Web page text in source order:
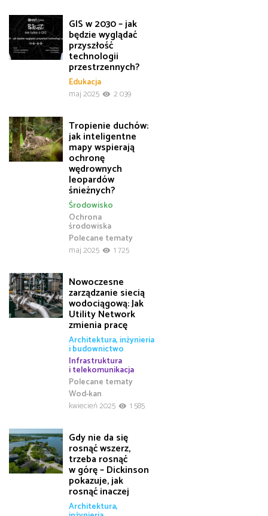
GIS w 2030 – jak
będzie wyglądać
przyszłość
technologii
przestrzennych?
Edukacja
maj 2025
2 039
Tropienie duchów:
jak inteligentne
mapy wspierają
ochronę
wędrownych
leopardów
śnieżnych?
Ochrona
środowiska
Polecane tematy
Środowisko
maj 2025 1 725
Nowoczesne
zarządzanie siecią
wodociągową: Jak
Utility Network
zmienia pracę
Architektura, inżynieria
i budownictwo
Infrastruktura
i telekomunikacja
Polecane tematy
Wod-kan
kwiecień 2025
1 585
Gdy nie da się
rosnąć wszerz,
trzeba rosnąć
w górę – Dickinson
pokazuje, jak
rosnąć inaczej
Architektura,